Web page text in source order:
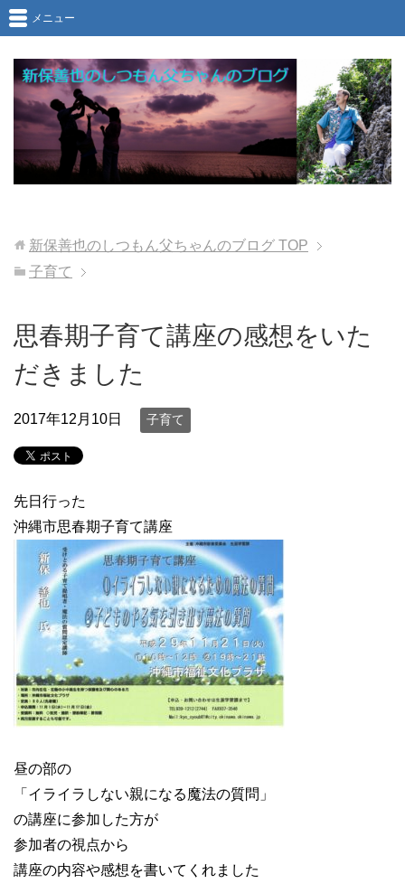
メニュー
新保善也のしつもん父ちゃんのブログ TOP
子育て
思春期子育て講座の感想をいた
だきました
2017年12月10日 子育て
先日行った
沖縄市思春期子育て講座
昼の部の
「イライラしない親になる魔法の質問」
の講座に参加した方が
参加者の視点から
講座の内容や感想を書いてくれました